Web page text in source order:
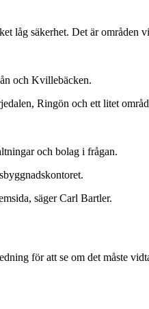
låg säkerhet. Det är områden
och Kvillebäcken.
Ringön och ett litet
och bolag i frågan.
säger Carl Bartler.
för att se om det måste